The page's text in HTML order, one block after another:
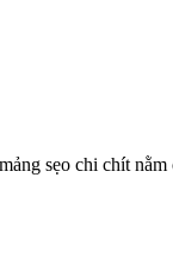
sẹo chi chít nằm